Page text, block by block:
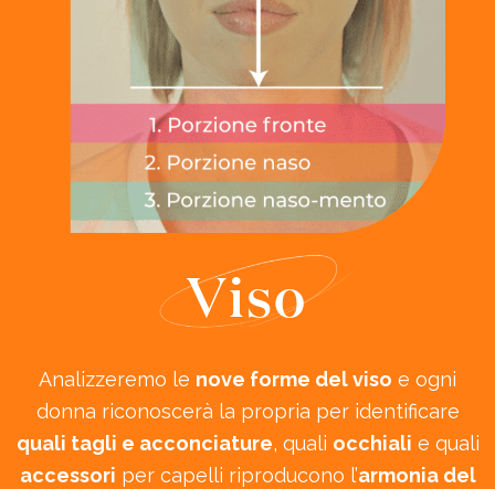
Viso
Analizzeremo le nove forme del viso e ogni
donna riconoscerà la propria per identificare
quali tagli e acconciature, quali occhiali e quali
accessori per capelli riproducono l’armonia del